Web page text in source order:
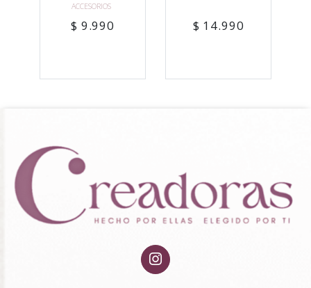
ACCESORIOS
$ 9.990 $ 14.990